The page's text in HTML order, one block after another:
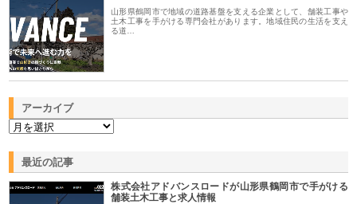
山形県鶴岡市で地域の道路基盤を支える企業として、舗装工事や
土木工事を手がける専門会社があります。地域住民の生活を支え
る道…
アーカイブ
最近の記事
株式会社アドバンスロードが山形県鶴岡市で手がける
舗装土木工事と求人情報